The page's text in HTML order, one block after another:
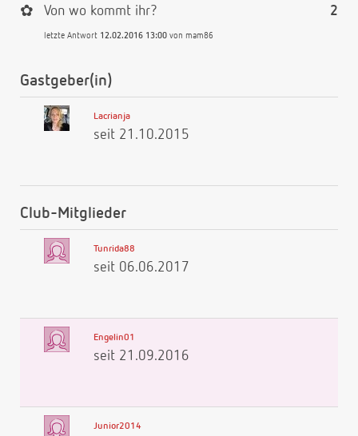
2
✿ Von wo kommt ihr?
letzte Antwort 12.02.2016 13:00 von mam86
Gastgeber(in)
Lacrianja
seit 21.10.2015
Club-Mitglieder
Tunrida88
seit 06.06.2017
Engelin01
seit 21.09.2016
Junior2014